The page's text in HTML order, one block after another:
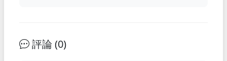
評論 (0)